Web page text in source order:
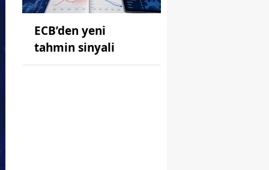
ECB’den yeni
tahmin sinyali